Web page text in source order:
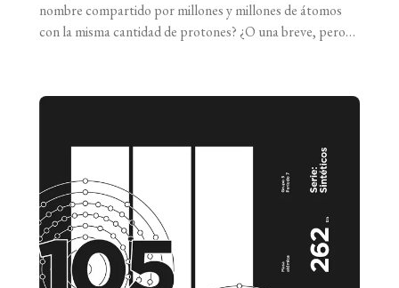
nombre compartido por millones y millones de átomos
con la misma cantidad de protones? ¿O una breve, pero
protones que comparten el nombre [...]